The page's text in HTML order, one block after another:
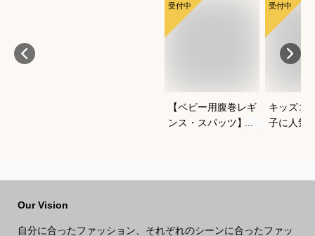
受付中
【ベビー用腹巻レギ
ンス・スパッツ】よ
受付中
キッズコ
子に人気
Our Vision
自分に合ったファッション、それぞれのシーンに合ったファッ